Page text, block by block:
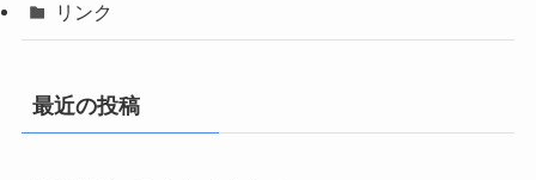
リンク
最近の投稿